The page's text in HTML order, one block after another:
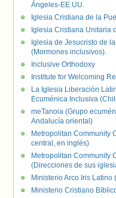
Ángeles-EE.UU.
Iglesia Cristiana de la
Iglesia Cristiana Unitaria
Iglesia de Jesucristo de
(Mormones inclusivos).
Inclusive Orthodoxy
Institute for Welcoming
La Iglesia Liberación
Ecuménica Inclusiva
meTanoia (Grupo
Andalucía oriental)
Metropolitan Community
central, en inglés)
Metropolitan Community
(Direcciones de sus
Ministerio Arco Iris Latino
Ministerio Cristiano